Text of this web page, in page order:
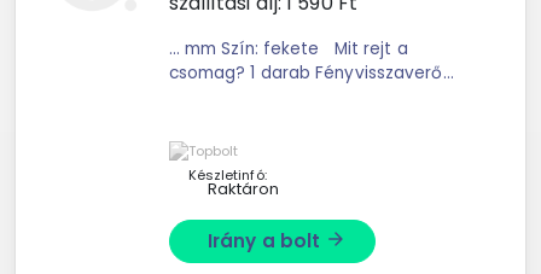
... mm Szín: fekete Mit rejt a
csomag? 1 darab Fényvisszaverő
Készletinfó:
Raktáron
Irány a bolt arrow_forward